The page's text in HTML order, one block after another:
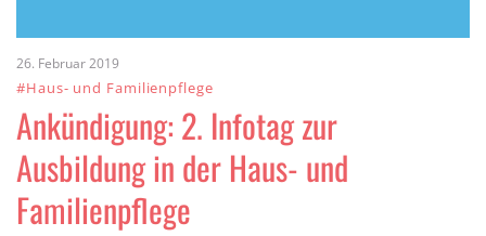
26. Februar 2019
#Haus- und Familienpflege
Ankündigung: 2. Infotag zur
Ausbildung in der Haus- und
Familienpflege